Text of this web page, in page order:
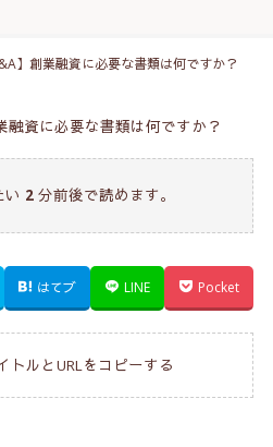
】創業融資に必要な書類は何ですか？
い 2 分前後で読めます。
はてブ LINE Pocket
トルとURLをコピーする